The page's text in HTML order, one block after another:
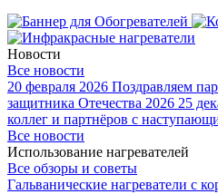
Новости
Все новости
20 февраля 2026 Поздравляем
защитника Отечества 2026 25
коллег и партнёров с
Все новости
Использование нагревателей
Все обзоры и советы
Гальванические нагреватели с